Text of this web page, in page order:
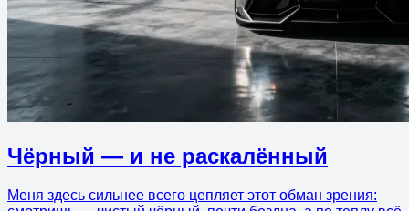
Чёрный — и не раскалённый
Меня здесь сильнее всего цепляет этот обман зрения: